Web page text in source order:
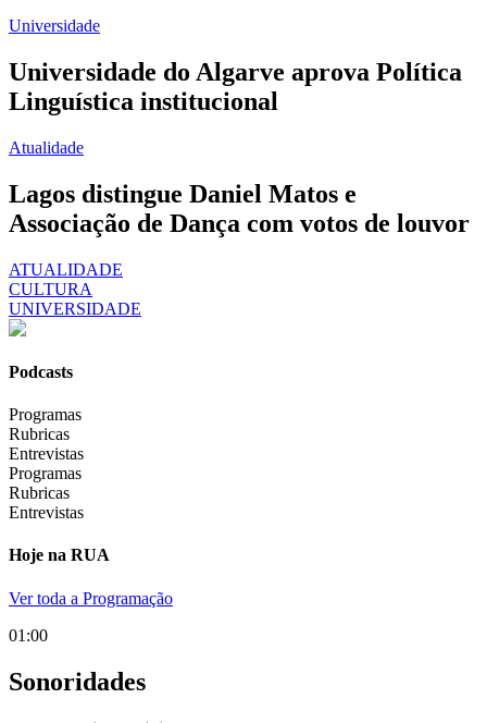
Universidade
Universidade do Algarve aprova Política
Linguística institucional
Atualidade
Lagos distingue Daniel Matos e
Associação de Dança com votos de louvor
ATUALIDADE
CULTURA
UNIVERSIDADE
Podcasts
Programas
Rubricas
Entrevistas
Programas
Rubricas
Entrevistas
Hoje na RUA
Ver toda a Programação
01:00
Sonoridades